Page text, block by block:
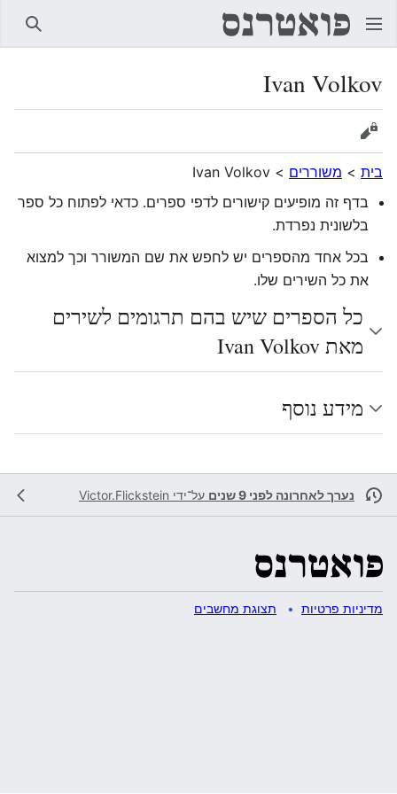
Ivan Volkov
הצגת מקור
בית > משוררים >
Ivan Volkov
בדף זה מופיעים קישורים לדפי ספרים. כדאי לפתוח כל ספר
בלשונית נפרדת.
בכל אחד מהספרים יש לחפש את שם המשורר וכך למצוא
את כל השירים שלו.
כל הספרים שיש בהם תרגומים לשירים
מאת Ivan Volkov
מידע נוסף
נערך לאחרונה לפני 9 שנים על־ידי Victor.Flickstein
מדיניות פרטיות תצוגת מחשבים